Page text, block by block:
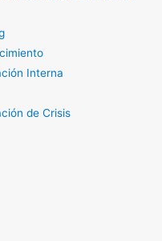
Interna
de Crisis